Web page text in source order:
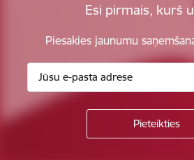
Esi pirmais, kurš
Piesakies jaunumu